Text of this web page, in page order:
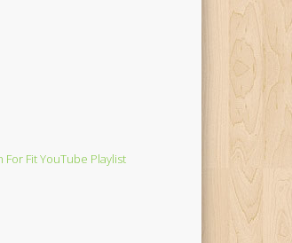
Fit YouTube Playlist